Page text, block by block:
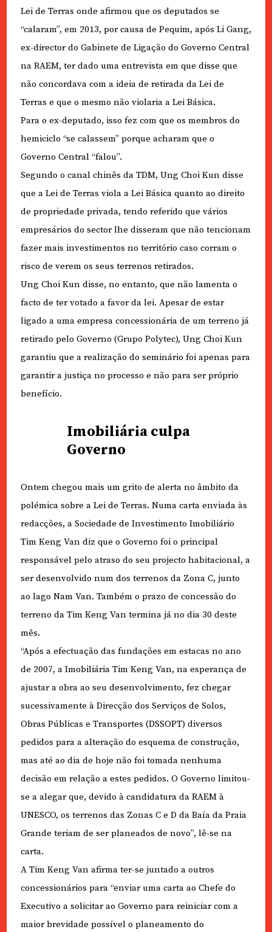
Lei de Terras onde afirmou que os deputados se
“calaram”, em 2013, por causa de Pequim, após Li Gang,
ex-director do Gabinete de Ligação do Governo Central
na RAEM, ter dado uma entrevista em que disse que
não concordava com a ideia de retirada da Lei de
Terras e que o mesmo não violaria a Lei Básica.
Para o ex-deputado, isso fez com que os membros do
hemiciclo “se calassem” porque acharam que o
Governo Central “falou”.
Segundo o canal chinês da TDM, Ung Choi Kun disse
que a Lei de Terras viola a Lei Básica quanto ao direito
de propriedade privada, tendo referido que vários
empresários do sector lhe disseram que não tencionam
fazer mais investimentos no território caso corram o
risco de verem os seus terrenos retirados.
Ung Choi Kun disse, no entanto, que não lamenta o
facto de ter votado a favor da lei. Apesar de estar
ligado a uma empresa concessionária de um terreno já
retirado pelo Governo (Grupo Polytec), Ung Choi Kun
garantiu que a realização do seminário foi apenas para
garantir a justiça no processo e não para ser próprio
benefício.
Imobiliária culpa
Governo
Ontem chegou mais um grito de alerta no âmbito da
polémica sobre a Lei de Terras. Numa carta enviada às
redacções, a Sociedade de Investimento Imobiliário
Tim Keng Van diz que o Governo foi o principal
responsável pelo atraso do seu projecto habitacional, a
ser desenvolvido num dos terrenos da Zona C, junto
ao lago Nam Van. Também o prazo de concessão do
terreno da Tim Keng Van termina já no dia 30 deste
mês.
“Após a efectuação das fundações em estacas no ano
de 2007, a Imobiliária Tim Keng Van, na esperança de
ajustar a obra ao seu desenvolvimento, fez chegar
sucessivamente à Direcção dos Serviços de Solos,
Obras Públicas e Transportes (DSSOPT) diversos
pedidos para a alteração do esquema de construção,
mas até ao dia de hoje não foi tomada nenhuma
decisão em relação a estes pedidos. O Governo limitou-
se a alegar que, devido à candidatura da RAEM à
UNESCO, os terrenos das Zonas C e D da Baía da Praia
Grande teriam de ser planeados de novo”, lê-se na
carta.
A Tim Keng Van afirma ter-se juntado a outros
concessionários para “enviar uma carta ao Chefe do
Executivo a solicitar ao Governo para reiniciar com a
maior brevidade possível o planeamento do